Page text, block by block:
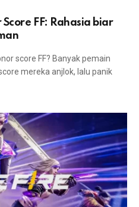
FF: Rahasia biar
score FF? Banyak pemain
mereka anjlok, lalu panik